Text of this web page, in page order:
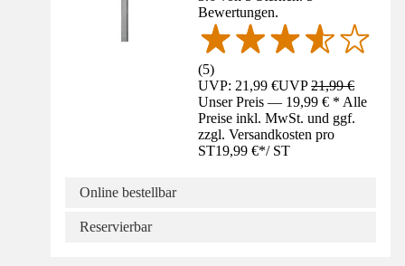
Bewertungen.
(5)
UVP: 21,99 €UVP21,99 €
Unser Preis — 19,99 € * Alle
Preise inkl. MwSt. und ggf.
zzgl. Versandkosten pro
ST19,99 €*/ ST
Online bestellbar
Reservierbar